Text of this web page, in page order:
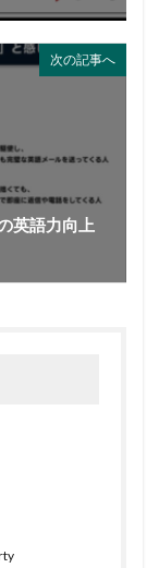
次の記事へ
英語力向上